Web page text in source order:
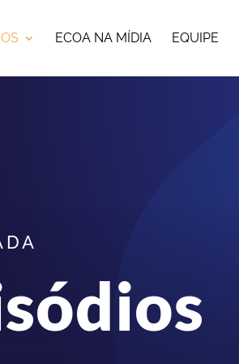
ECOA NA MÍDIA EQUIPE